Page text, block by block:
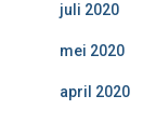
juli 2020
mei 2020
april 2020